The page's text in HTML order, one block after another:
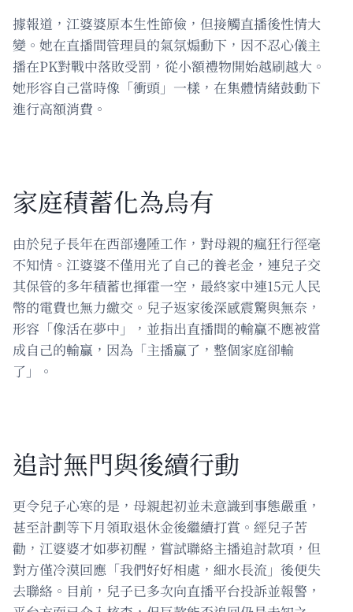
據報道，江婆婆原本生性節儉，但接觸直播後性情大
變。她在直播間管理員的氣氛煽動下，因不忍心儀主
播在PK對戰中落敗受罰，從小額禮物開始越刷越大。
她形容自己當時像「衝頭」一樣，在集體情緒鼓動下
進行高額消費。
家庭積蓄化為烏有
由於兒子長年在西部邊陲工作，對母親的瘋狂行徑毫
不知情。江婆婆不僅用光了自己的養老金，連兒子交
其保管的多年積蓄也揮霍一空，最終家中連15元人民
幣的電費也無力繳交。兒子返家後深感震驚與無奈，
形容「像活在夢中」，並指出直播間的輸贏不應被當
成自己的輸贏，因為「主播贏了，整個家庭卻輸
了」。
追討無門與後續行動
更令兒子心寒的是，母親起初並未意識到事態嚴重，
甚至計劃等下月領取退休金後繼續打賞。經兒子苦
勸，江婆婆才如夢初醒，嘗試聯絡主播追討款項，但
對方僅冷漠回應「我們好好相處，細水長流」後便失
去聯絡。目前，兒子已多次向直播平台投訴並報警，